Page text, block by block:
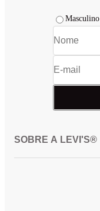
Masculino
SOBRE A LEVI'S®